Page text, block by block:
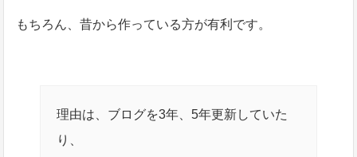
もちろん、昔から作っている方が有利です。
理由は、ブログを3年、5年更新していた
り、